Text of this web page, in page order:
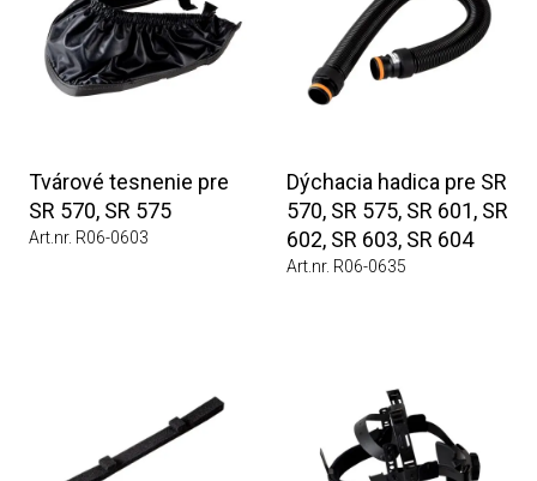
Tvárové tesnenie pre
SR 570, SR 575
Art.nr. R06-0603
Dýchacia hadica pre SR
570, SR 575, SR 601, SR
602, SR 603, SR 604
Art.nr. R06-0635